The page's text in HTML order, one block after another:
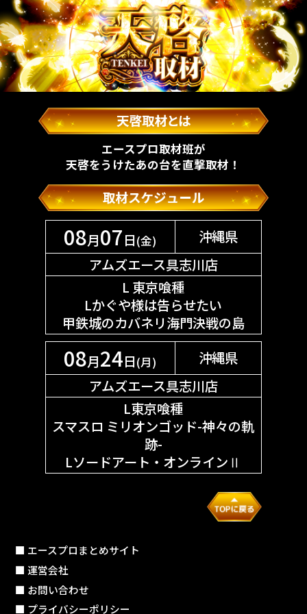
エースプロ取材班が
天啓をうけたあの台を直撃取材！
08月07日(金)
沖縄県
アムズエース具志川店
L 東京喰種
Lかぐや様は告らせたい
甲鉄城のカバネリ海門決戦の島
08月24日(月)
沖縄県
アムズエース具志川店
L東京喰種
スマスロ ミリオンゴッド-神々の軌
跡-
Lソードアート・オンラインⅡ
■ エースプロまとめサイト
■ 運営会社
■ お問い合わせ
■ プライバシーポリシー